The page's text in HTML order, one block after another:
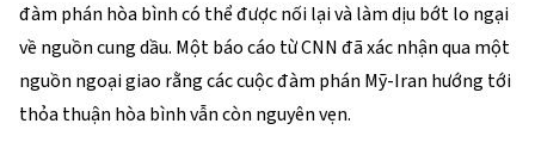
đàm phán hòa bình có thể được nối lại và làm dịu bớt lo ngại
về nguồn cung dầu. Một báo cáo từ CNN đã xác nhận qua một
nguồn ngoại giao rằng các cuộc đàm phán Mỹ-Iran hướng tới
thỏa thuận hòa bình vẫn còn nguyên vẹn.